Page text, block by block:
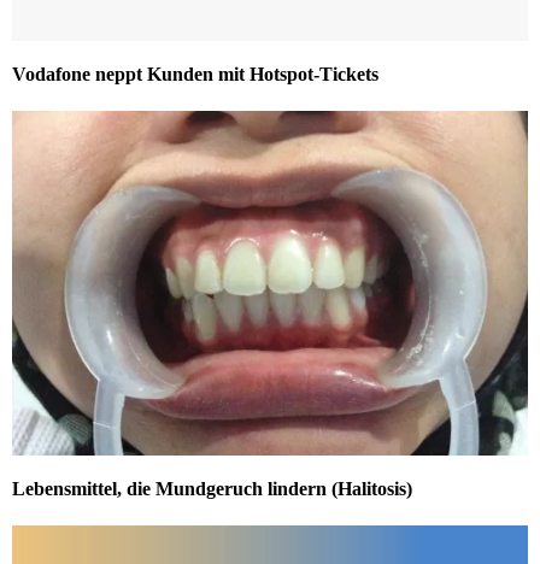
Vodafone neppt Kunden mit Hotspot-Tickets
Lebensmittel, die Mundgeruch lindern (Halitosis)